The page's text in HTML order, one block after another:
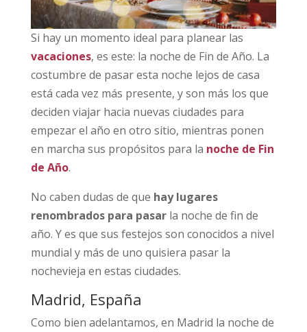
Si hay un momento ideal para planear las
vacaciones, es este: la noche de Fin de Año. La
costumbre de pasar esta noche lejos de casa
está cada vez más presente, y son más los que
deciden viajar hacia nuevas ciudades para
empezar el año en otro sitio, mientras ponen
en marcha sus propósitos para la noche de Fin
de Año.
No caben dudas de que hay lugares
renombrados para pasar la noche de fin de
año. Y es que sus festejos son conocidos a nivel
mundial y más de uno quisiera pasar la
nochevieja en estas ciudades.
Madrid, España
Como bien adelantamos, en Madrid la noche de